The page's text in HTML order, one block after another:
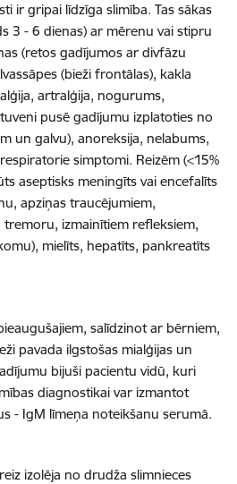
ir gripai līdzīga slimība. Tas sākas
3 - 6 dienas) ar mērenu vai stipru
(retos gadījumos ar divfāzu
(bieži frontālas), kakla
artralģija, nogurums,
pusē gadījumu izplatoties no
un galvu), anoreksija, nelabums,
simptomi. Reizēm (<15%
aseptisks meningīts vai encefalīts
apziņas traucējumiem,
izmainītiem refleksiem,
mielīts, hepatīts, pankreatīts
salīdzinot ar bērniem,
pavada ilgstošas mialģijas un
bijuši pacientu vidū, kuri
diagnostikai var izmantot
- IgM līmeņa noteikšanu serumā.
izolēja no drudža slimnieces